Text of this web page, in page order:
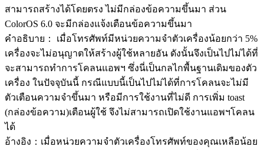
สามารถสร้างได้โดยตรง ไม่มีกล่องข้อความขึ้นมา ส่วน
ColorOS 6.0 จะมีกล่องแจ้งเตือนข้อความขึ้นมา
คำอธิบาย： เมื่อโทรศัพท์มีหน่วยความจำตัวเครื่องน้อยกว่า 5%
เครื่องจะไม่อนุญาตให้สร้างผู้ใช้หลายอัน ดังนั้นจึงเป็นไปไม่ได้ที่
จะสามารถทำการโคลนแอพฯ ซึ่งนี่เป็นกลไกพื้นฐานเดิมของตัว
เครื่อง ในปัจจุบันนี้ กรณีแบบนี้เป็นไปไม่ได้ที่การโคลนจะไม่มี
ตัวเตือนความจำขึ้นมา หรือมีการใช้งานที่ไม่ดี การเพิ่ม toast
(กล่องข้อความ)เตือนผู้ใช้ จึงไม่สามารถเปิดใช้งานแอพฯโคลน
ได้
อ้างอิง：เมื่อหน่วยความจำตัวเครื่องโทรศัพท์ของคุณเหลือน้อย